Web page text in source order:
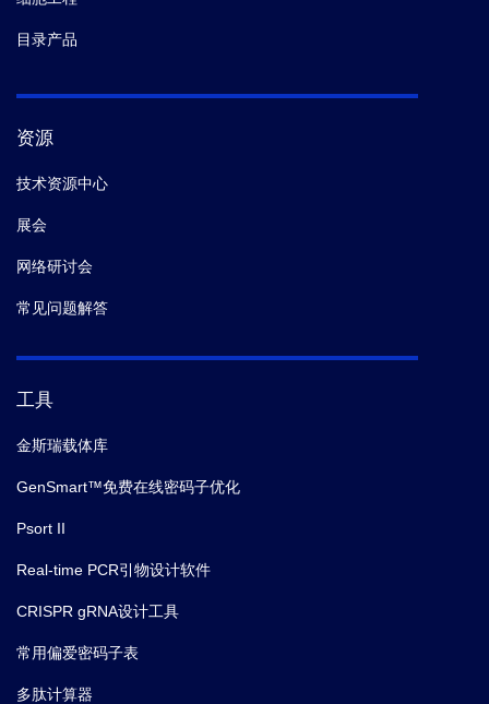
目录产品
资源
技术资源中心
展会
网络研讨会
常见问题解答
工具
金斯瑞载体库
GenSmart™免费在线密码子优化
Psort II
Real-time PCR引物设计软件
CRISPR gRNA设计工具
常用偏爱密码子表
多肽计算器